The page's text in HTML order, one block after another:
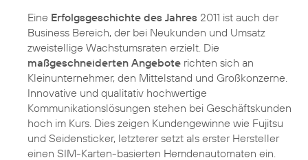
Eine Erfolgsgeschichte des Jahres 2011 ist auch der
Business Bereich, der bei Neukunden und Umsatz
zweistellige Wachstumsraten erzielt. Die
maßgeschneiderten Angebote richten sich an
Kleinunternehmer, den Mittelstand und Großkonzerne.
Innovative und qualitativ hochwertige
Kommunikationslösungen stehen bei Geschäftskunden
hoch im Kurs. Dies zeigen Kundengewinne wie Fujitsu
und Seidensticker, letzterer setzt als erster Hersteller
einen SIM-Karten-basierten Hemdenautomaten ein.